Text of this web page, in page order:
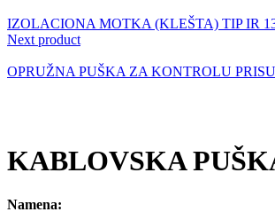
IZOLACIONA MOTKA (KLEŠTA) TIP IR
Next product
OPRUŽNA PUŠKA ZA KONTROLU
KABLOVSKA
Namena: